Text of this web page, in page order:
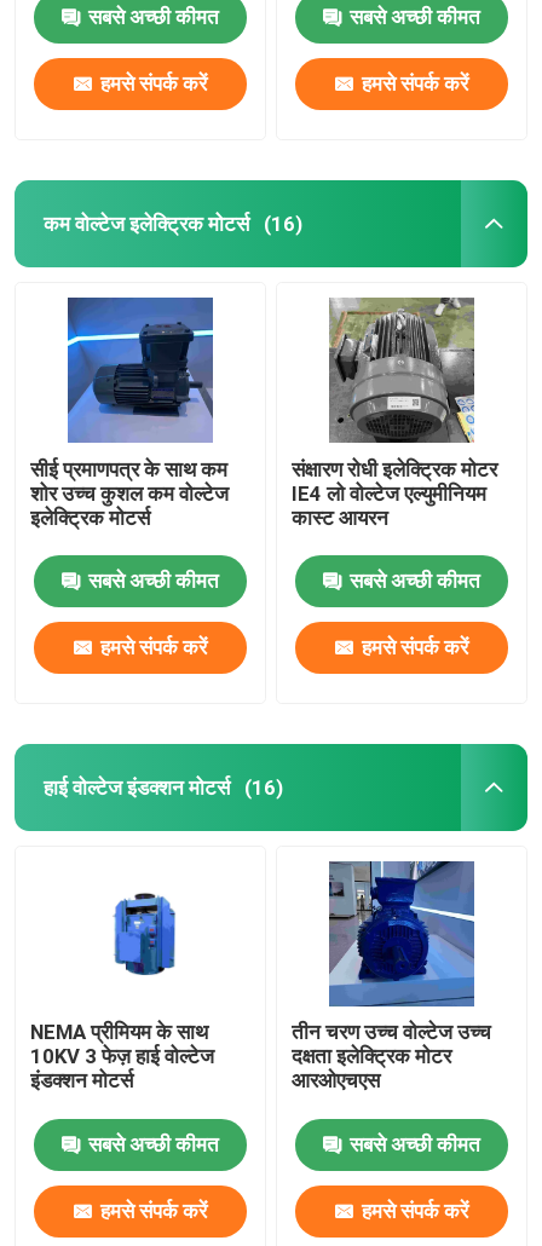
सबसे अच्छी कीमत
हमसे संपर्क करें
सबसे अच्छी कीमत
हमसे संपर्क करें
कम वोल्टेज इलेक्ट्रिक मोटर्स (16)
सीई प्रमाणपत्र के साथ कम
शोर उच्च कुशल कम वोल्टेज
इलेक्ट्रिक मोटर्स
सबसे अच्छी कीमत
हमसे संपर्क करें
संक्षारण रोधी इलेक्ट्रिक मोटर
IE4 लो वोल्टेज एल्युमीनियम
कास्ट आयरन
सबसे अच्छी कीमत
हमसे संपर्क करें
हाई वोल्टेज इंडक्शन मोटर्स (16)
NEMA प्रीमियम के साथ
10KV 3 फेज़ हाई वोल्टेज
इंडक्शन मोटर्स
सबसे अच्छी कीमत
हमसे संपर्क करें
तीन चरण उच्च वोल्टेज उच्च
दक्षता इलेक्ट्रिक मोटर
आरओएचएस
सबसे अच्छी कीमत
हमसे संपर्क करें